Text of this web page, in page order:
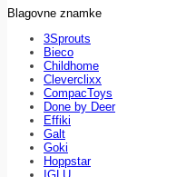
Blagovne znamke
3Sprouts
Bieco
Childhome
Cleverclixx
CompacToys
Done by Deer
Effiki
Galt
Goki
Hoppstar